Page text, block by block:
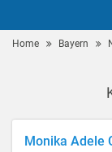
Home Bayern
Monika Adele